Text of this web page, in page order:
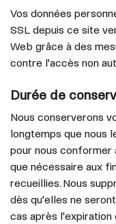
Vos données
SSL depuis ce site
Web grâce à des
contre l'accès non
Durée de
Nous conserverons
longtemps que nous
pour nous conformer
que nécessaire aux
recueillies. Nous
dès qu'elles ne
cas après